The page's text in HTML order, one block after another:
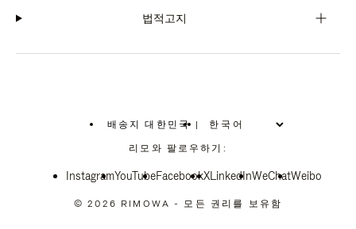
법적고지
배송지 대한민국
위
치
선
십
|
리모와 팔로우하기:
InstagramYouTubeFacebookXLinkedInWeChatWeibo
© 2026 RIMOWA - 모든 권리를 보유함